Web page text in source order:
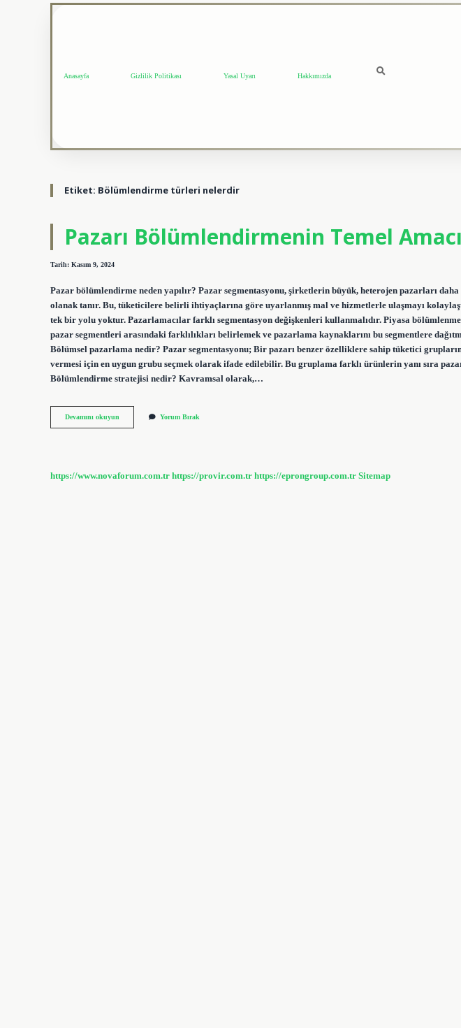
Anasayfa Gizlilik Politikası Yasal Uyarı Hakkımızda
Etiket: Bölümlendirme türleri nelerdir
Pazarı Bölümlendirmenin Temel
Tarih: Kasım 9, 2024
Pazar bölümlendirme neden yapılır? Pazar segmentasyonu, şirketlerin büyük, heterojen pazarları daha
olanak tanır. Bu, tüketicilere belirli ihtiyaçlarına göre uyarlanmış mal ve hizmetlerle ulaşmayı
tek bir yolu yoktur. Pazarlamacılar farklı segmentasyon değişkenleri kullanmalıdır. Piyasa
pazar segmentleri arasındaki farklılıkları belirlemek ve pazarlama kaynaklarını bu segmentlere
Bölümsel pazarlama nedir? Pazar segmentasyonu; Bir pazarı benzer özelliklere sahip tüketici
vermesi için en uygun grubu seçmek olarak ifade edilebilir. Bu gruplama farklı ürünlerin yanı sıra
Bölümlendirme stratejisi nedir? Kavramsal olarak,…
Devamını okuyun
Bölümlendirmenin
Yorum Bırak
https://www.novaforum.com.tr https://provir.com.tr https://eprongroup.com.tr Sitemap